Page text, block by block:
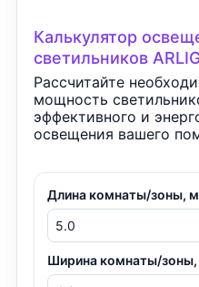
Калькулятор
светильников
Рассчитайте
мощность
эффективного и
освещения вашего
Длина комнаты/зоны, м
Ширина комнаты/